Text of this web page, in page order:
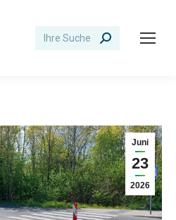
Search:
Juni
23
2026